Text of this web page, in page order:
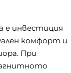
е инвестиция
комфорт и
При